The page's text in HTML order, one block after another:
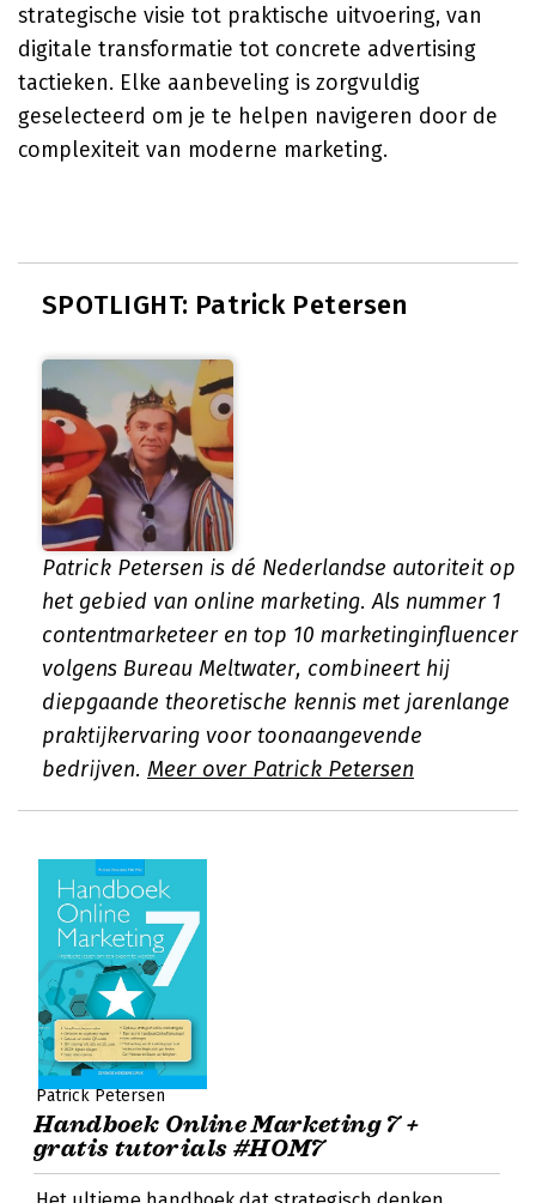
strategische visie tot praktische uitvoering, van
digitale transformatie tot concrete advertising
tactieken. Elke aanbeveling is zorgvuldig
geselecteerd om je te helpen navigeren door de
complexiteit van moderne marketing.
SPOTLIGHT: Patrick Petersen
Patrick Petersen is dé Nederlandse autoriteit op
het gebied van online marketing. Als nummer 1
contentmarketeer en top 10 marketinginfluencer
volgens Bureau Meltwater, combineert hij
diepgaande theoretische kennis met jarenlange
praktijkervaring voor toonaangevende
bedrijven. Meer over Patrick Petersen
Patrick Petersen
Handboek Online Marketing 7 +
gratis tutorials #HOM7